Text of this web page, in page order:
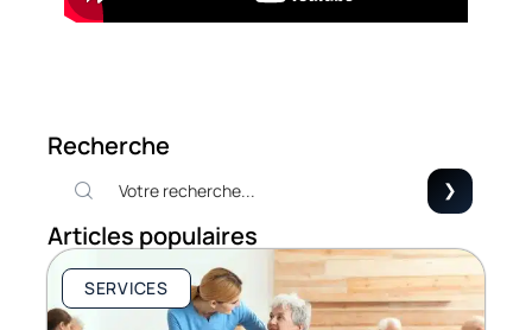
Recherche
Articles populaires
SERVICES